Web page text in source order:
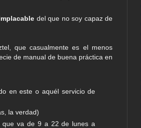
del que no soy capaz de
que casualmente es el menos
de manual de buena práctica en
en este o aquél servicio de
la verdad)
que va de 9 a 22 de lunes a